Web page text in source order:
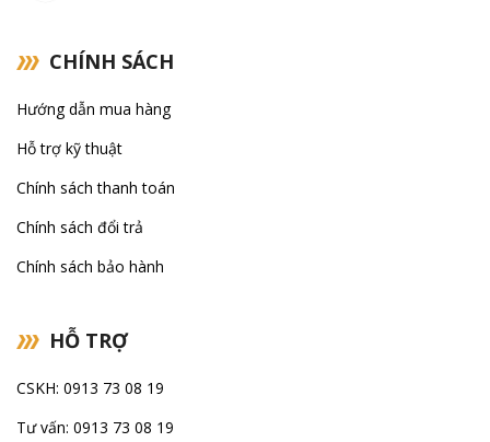
CHÍNH SÁCH
Hướng dẫn mua hàng
Hỗ trợ kỹ thuật
Chính sách thanh toán
Chính sách đổi trả
Chính sách bảo hành
HỖ TRỢ
CSKH: 0913 73 08 19
Tư vấn: 0913 73 08 19